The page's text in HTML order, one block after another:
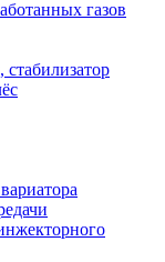
газов
стабилизатор